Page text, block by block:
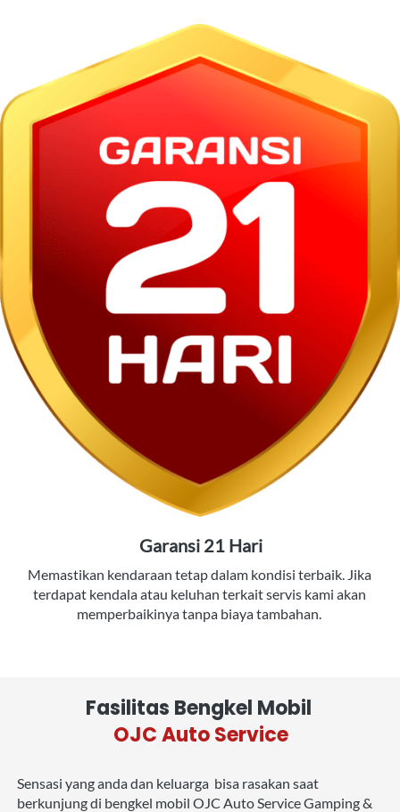
Garansi 21 Hari
Memastikan kendaraan tetap dalam kondisi terbaik. Jika
terdapat kendala atau keluhan terkait servis kami akan
memperbaikinya tanpa biaya tambahan.
Fasilitas Bengkel Mobil
OJC Auto Service
Sensasi yang anda dan keluarga  bisa rasakan saat
berkunjung di bengkel mobil OJC Auto Service Gamping &